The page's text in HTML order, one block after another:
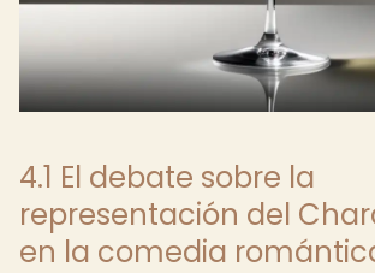
4.1 El debate sobre la
representación del
en la comedia